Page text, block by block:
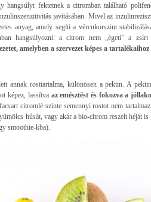
hangsúlyt fektetnek a citromban található
javításában. Mivel az
anyag, amely segíti a vércukorszint
hangsúlyozni: a citrom nem „égeti” a
amelyben a szervezet képes a
annak rosttartalma, különösen a pektin. A
képez, lassítvaaz emésztést és fokozva a
citromlé szinte semennyi rostot nem
húsát, vagy akár a bio-citrom reszelt héját
smoothie-kba).